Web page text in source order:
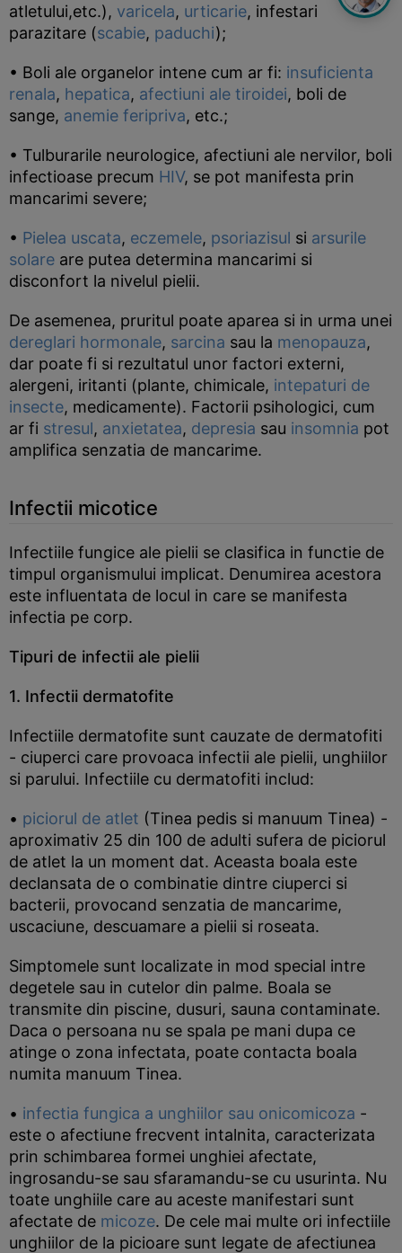
atletului,etc.), varicela, urticarie, infestari
parazitare (scabie, paduchi);
• Boli ale organelor intene cum ar fi: insuficienta
renala, hepatica, afectiuni ale tiroidei, boli de
sange, anemie feripriva, etc.;
• Tulburarile neurologice, afectiuni ale nervilor, boli
infectioase precum HIV, se pot manifesta prin
mancarimi severe;
• Pielea uscata, eczemele, psoriazisul si arsurile
solare are putea determina mancarimi si
disconfort la nivelul pielii.
De asemenea, pruritul poate aparea si in urma unei
dereglari hormonale, sarcina sau la menopauza,
dar poate fi si rezultatul unor factori externi,
alergeni, iritanti (plante, chimicale, intepaturi de
insecte, medicamente). Factorii psihologici, cum
ar fi stresul, anxietatea, depresia sau insomnia pot
amplifica senzatia de mancarime.
Infectii micotice
Infectiile fungice ale pielii se clasifica in functie de
timpul organismului implicat. Denumirea acestora
este influentata de locul in care se manifesta
infectia pe corp.
Tipuri de infectii ale pielii
1. Infectii dermatofite
Infectiile dermatofite sunt cauzate de dermatofiti
- ciuperci care provoaca infectii ale pielii, unghiilor
si parului. Infectiile cu dermatofiti includ:
• piciorul de atlet (Tinea pedis si manuum Tinea) -
aproximativ 25 din 100 de adulti sufera de piciorul
de atlet la un moment dat. Aceasta boala este
declansata de o combinatie dintre ciuperci si
bacterii, provocand senzatia de mancarime,
uscaciune, descuamare a pielii si roseata.
Simptomele sunt localizate in mod special intre
degetele sau in cutelor din palme. Boala se
transmite din piscine, dusuri, sauna contaminate.
Daca o persoana nu se spala pe mani dupa ce
atinge o zona infectata, poate contacta boala
numita manuum Tinea.
• infectia fungica a unghiilor sau onicomicoza -
este o afectiune frecvent intalnita, caracterizata
prin schimbarea formei unghiei afectate,
ingrosandu-se sau sfaramandu-se cu usurinta. Nu
toate unghiile care au aceste manifestari sunt
afectate de micoze. De cele mai multe ori infectiile
unghiilor de la picioare sunt legate de afectiunea